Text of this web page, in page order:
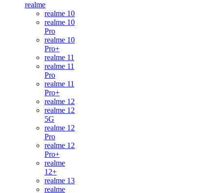
realme
realme 10
realme 10
Pro
realme 10
Pro+
realme 11
realme 11
Pro
realme 11
Pro+
realme 12
realme 12
5G
realme 12
Pro
realme 12
Pro+
realme
12+
realme 13
realme